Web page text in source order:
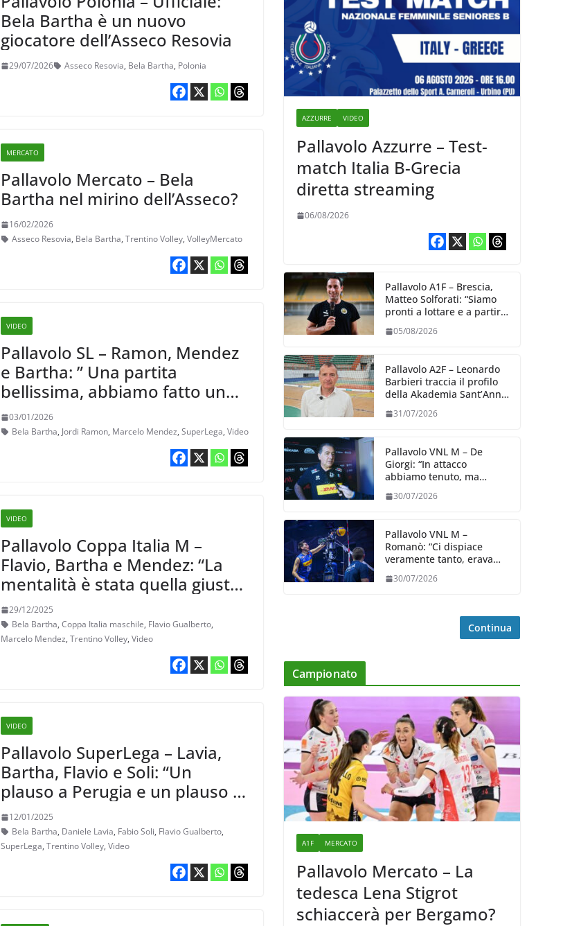
Bela Bartha è un nuovo
giocatore dell’Asseco Resovia
29/07/2026 Asseco Resovia, Bela Bartha, Polonia
MERCATO
Pallavolo Mercato – Bela
Bartha nel mirino dell’Asseco?
16/02/2026
Asseco Resovia, Bela Bartha,Trentino Volley,VolleyMercato
VIDEO
Pallavolo SL – Ramon, Mendez
e Bartha: ” Una partita
bellissima, abbiamo fatto un
bel lavoro”
03/01/2026
Bela Bartha, Jordi Ramon, Marcelo Mendez,SuperLega,Video
VIDEO
Pallavolo Coppa Italia M –
Flavio, Bartha e Mendez: “La
mentalità è stata quella giusta,
siamo pronti per questa Final
Four”
29/12/2025
Bela Bartha,Coppa Italia maschile, Flavio Gualberto,
Marcelo Mendez,Trentino Volley,Video
VIDEO
Pallavolo SuperLega – Lavia,
Bartha, Flavio e Soli: “Un
plauso a Perugia e un plauso ai
ragazzi di Trento che oggi
hanno fatto qualcosa di
speciale, che ci deve restare
12/01/2025
Bela Bartha, Daniele Lavia, Fabio Soli, Flavio Gualberto,
SuperLega,Trentino Volley,Video
AZZURRE VIDEO
Pallavolo Azzurre – Test-
match Italia B-Grecia
diretta streaming
06/08/2026
Pallavolo A1F – Brescia,
Matteo Solforati: “Siamo
pronti a lottare e a partire
giorno”
05/08/2026
Pallavolo A2F – Leonardo
Barbieri traccia il profilo
della Akademia Sant’Anna
31/07/2026
Pallavolo VNL M – De
Giorgi: “In attacco
abbiamo tenuto, ma
dalla prestazione in
30/07/2026
Pallavolo VNL M –
Romanò: “Ci dispiace
veramente tanto, eravamo
impareremo”
30/07/2026
Continua
Campionato
A1F MERCATO
Pallavolo Mercato – La
tedesca Lena Stigrot
schiaccerà per Bergamo?